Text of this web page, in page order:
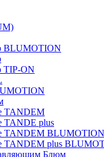
BLUMOTION
TIP-ON
TANDEM
TANDE plus
TANDEM BLUMOTION
TANDEM plus
Блюм